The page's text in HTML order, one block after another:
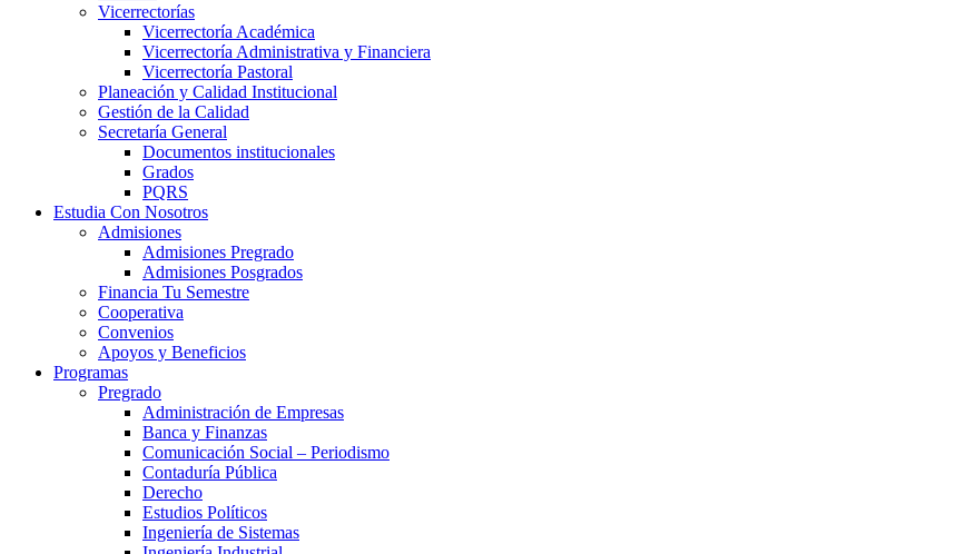
Vicerrectorías
Vicerrectoría Académica
Vicerrectoría Administrativa y Financiera
Vicerrectoría Pastoral
Planeación y Calidad Institucional
Gestión de la Calidad
Secretaría General
Documentos institucionales
Grados
PQRS
Estudia Con Nosotros
Admisiones
Admisiones Pregrado
Admisiones Posgrados
Financia Tu Semestre
Cooperativa
Convenios
Apoyos y Beneficios
Programas
Pregrado
Administración de Empresas
Banca y Finanzas
Comunicación Social – Periodismo
Contaduría Pública
Derecho
Estudios Políticos
Ingeniería de Sistemas